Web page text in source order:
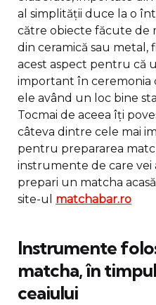
al simplității duce la o
către obiecte făcute de
din ceramică sau metal,
acest aspect pentru că
important în ceremonia
ele având un loc bine
Tocmai de aceea îți
câteva dintre cele mai
pentru prepararea
instrumente de care vei
prepari un matcha
site-ul matchabar.ro
Instrumente
matcha, în
ceaiului